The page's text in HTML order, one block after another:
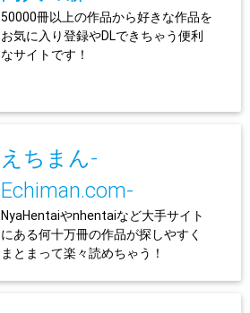
50000冊以上の作品から好きな作品を
お気に入り登録やDLできちゃう便利
なサイトです！
えちまん-
Echiman.com-
NyaHentaiやnhentaiなど大手サイト
にある何十万冊の作品が探しやすく
まとまって楽々読めちゃう！